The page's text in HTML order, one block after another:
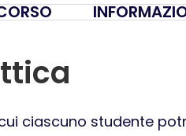
ciascuno studente